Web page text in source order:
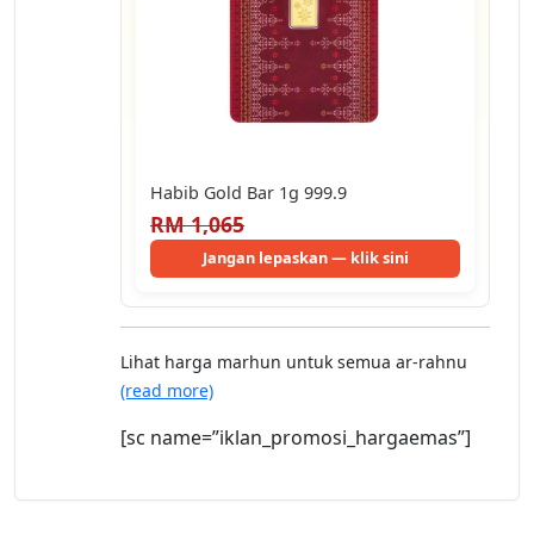
Habib Gold Bar 1g 999.9
RM 1,065
Jangan lepaskan — klik sini
Lihat harga marhun untuk semua ar-rahnu
(read more)
[sc name=”iklan_promosi_hargaemas”]